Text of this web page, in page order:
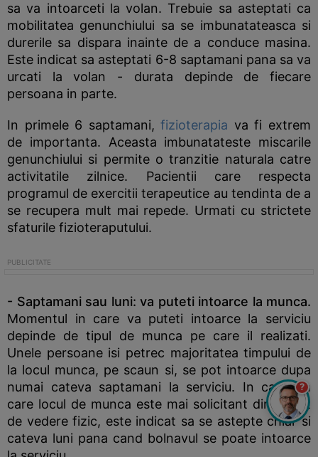
sa va intoarceti la volan. Trebuie sa asteptati ca
mobilitatea genunchiului sa se imbunatateasca si
durerile sa dispara inainte de a conduce masina.
Este indicat sa asteptati 6-8 saptamani pana sa va
urcati la volan - durata depinde de fiecare
persoana in parte.
In primele 6 saptamani,fizioterapia va fi extrem
de importanta. Aceasta imbunatateste miscarile
genunchiului si permite o tranzitie naturala catre
activitatile zilnice. Pacientii care respecta
programul de exercitii terapeutice au tendinta de a
se recupera mult mai repede. Urmati cu strictete
sfaturile fizioteraputului.
- Saptamani sau luni: va puteti intoarce la munca.
Momentul in care va puteti intoarce la serviciu
depinde de tipul de munca pe care il realizati.
Unele persoane isi petrec majoritatea timpului de
la locul munca, pe scaun si, se pot intoarce dupa
numai cateva saptamani la serviciu. In cazul in
care locul de munca este mai solicitant din punct
de vedere fizic, este indicat sa se astepte chiar si
cateva luni pana cand bolnavul se poate intoarce
?